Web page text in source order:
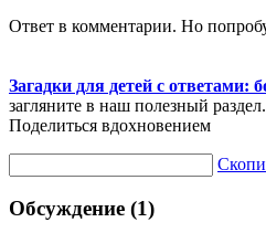
Ответ в комментарии. Но
Загадки для детей с ответами:
загляните в наш полезный раздел.
Поделиться вдохновением
Обсуждение (1)